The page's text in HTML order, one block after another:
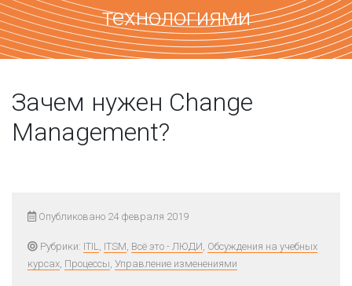
технологиями
Зачем нужен Change
Management?
Опубликовано 24 февраля 2019
Рубрики: ITIL, ITSM, Всё это - ЛЮДИ, Обсуждения на учебных
курсах, Процессы, Управление изменениями